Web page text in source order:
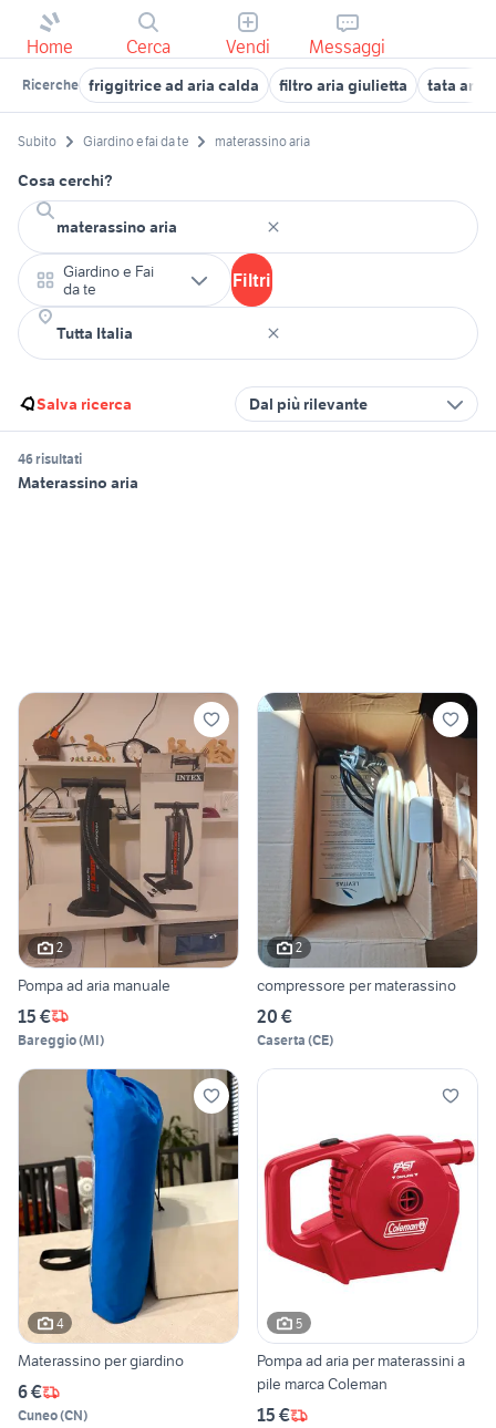
Home Cerca Vendi Messaggi
Ricerche friggitrice ad aria calda filtro aria giulietta tata aria
Subito Giardino e fai da te materassino aria
Cosa cerchi?
Giardino e Fai
da te
Filtri
Salva ricerca Dal più rilevante
46 risultati
Materassino aria
2
Pompa ad aria manuale
15 €
Bareggio(MI)
2
compressore per materassino
20 €
Caserta (CE)
4
Materassino per giardino
6 €
Cuneo(CN)
5
Pompa ad aria per materassini a
pile marca Coleman
15 €